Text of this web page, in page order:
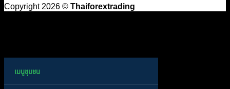
Copyright 2026 © Thaiforextrading